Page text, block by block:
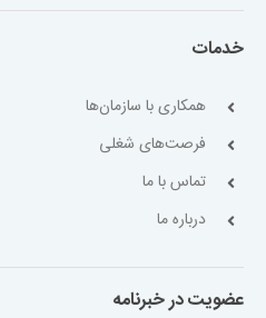
خدمات
همکاری با سازمان‌ها
فرصت‌های شغلی
تماس با ما
درباره ما
عضویت در خبرنامه